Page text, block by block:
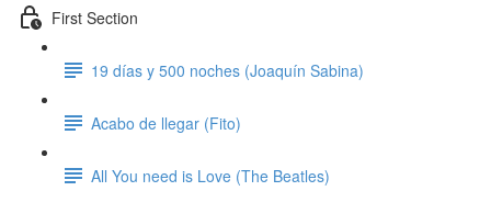
First Section
19 días y 500 noches (Joaquín Sabina)
Acabo de llegar (Fito)
All You need is Love (The Beatles)